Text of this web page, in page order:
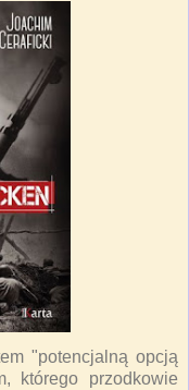
"potencjalną opcją
którego przodkowie